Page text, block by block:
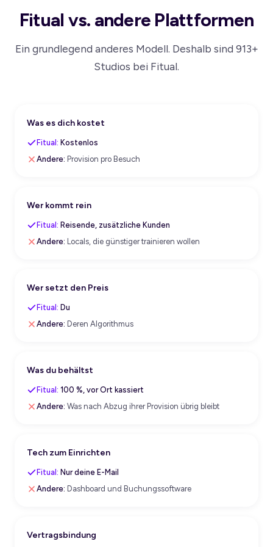
Fitual vs. andere Plattformen
Ein grundlegend anderes Modell. Deshalb sind 913+
Studios bei Fitual.
Was es dich kostet
Fitual: Kostenlos
Andere: Provision pro Besuch
Wer kommt rein
Fitual: Reisende, zusätzliche Kunden
Andere: Locals, die günstiger trainieren wollen
Wer setzt den Preis
Fitual: Du
Andere: Deren Algorithmus
Was du behältst
Fitual: 100 %, vor Ort kassiert
Andere: Was nach Abzug ihrer Provision übrig bleibt
Tech zum Einrichten
Fitual: Nur deine E-Mail
Andere: Dashboard und Buchungssoftware
Vertragsbindung
@Di_Ka_87
für immer.